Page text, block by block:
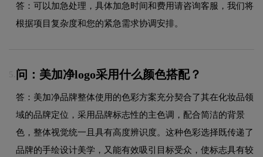
答：可以加急处理，具体加急时间和费用请咨询客服，我们将
根据项目复杂度和您的紧急需求协调安排。
5. 问：美加净logo采用什么颜色搭配？
答：美加净品牌整体使用的色彩方案充分契合了其在化妆品领
域的品牌定位，采用品牌标志性的主色调，配合简洁的背景
色，整体视觉统一且具有高度辨识度。这种色彩选择既传递了
品牌的手绘设计美学，又能有效吸引目标受众，使标志具有较